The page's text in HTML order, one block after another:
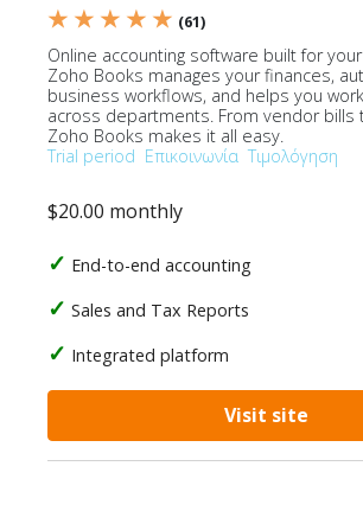
★ ★ ★ ★ ★ (61)
Online accounting software built for
Zoho Books manages your finances,
business workflows, and helps you
across departments. From vendor bills
Zoho Books makes it all easy.
Trial period Επικοινωνία Τιμολόγηση
$20.00 monthly
End-to-end accounting
Sales and Tax Reports
Integrated platform
Visit site